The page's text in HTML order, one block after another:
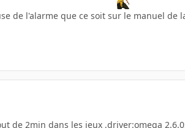
de l'alarme que ce soit sur le manuel de
de 2min dans les jeux ,driver:omega